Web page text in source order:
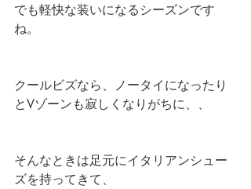
でも軽快な装いになるシーズンです
ね。
クールビズなら、ノータイになったり
とVゾーンも寂しくなりがちに、、
そんなときは足元にイタリアンシュー
ズを持ってきて、